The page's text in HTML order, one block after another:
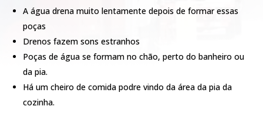
A água drena muito lentamente depois de formar essas
poças
Drenos fazem sons estranhos
Poças de água se formam no chão, perto do banheiro ou
da pia.
Há um cheiro de comida podre vindo da área da pia da
cozinha.